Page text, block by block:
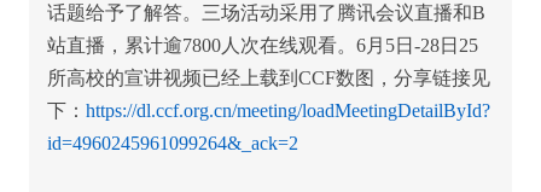
话题给予了解答。三场活动采用了腾讯会议直播和B
站直播，累计逾7800人次在线观看。6月5日-28日25
所高校的宣讲视频已经上载到CCF数图，分享链接见
下： https://dl.ccf.org.cn/meeting/loadMeetingDetailById?
id=4960245961099264&_ack=2